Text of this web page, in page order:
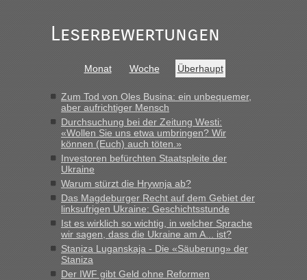
„Gestern 6 Stunden warten vor der Grenze Richtung Polen
in Krakowez mit dem Kleinbus. Abfertigung ging dann
Berichte und Reisetipps • Re: An welchem
Grenzübergang zwischen Polen und der Ukraine geht es am
schnellsten?
„Bin am Montag 15.6.26 um 8 Uhr in Urgyniw ausgereist,
das erste Mal an einem Montagmorgen ca. 15 Fahrzeuge
vor mir, bin sonst der Erste oder Zweite, egal, nach ca 20
Minuten wurde dann die nächste Welle...“
Berichte und Reisetipps • Re: An welchem
Grenzübergang zwischen Polen und der Ukraine geht es am
schnellsten?
„Derzeit, ist es überall sehr voll an den Grenzen Ukraine/
Polen. Zb. Krakovets 100 PKW ca. 10 h Wartezeit. Wollen
Montag rüber, versuchen es sehr früh.“
Leserbewertungen
Monat Woche Überhaupt
Zum Tod von Oles Busina: ein unbequemer,
aber aufrichtiger Mensch
Durchsuchung bei der Zeitung Westi:
«Wollen Sie uns etwa umbringen? Wir
können (Euch) auch töten.»
Investoren befürchten Staatspleite der
Ukraine
Warum stürzt die Hrywnja ab?
Das Magdeburger Recht auf dem Gebiet der
linksufrigen Ukraine: Geschichtsstunde
Ist es wirklich so wichtig, in welcher Sprache
wir sagen, dass die Ukraine am A... ist?
Staniza Luganskaja - Die «Säuberung» der
Staniza
Der IWF gibt Geld ohne Reformen